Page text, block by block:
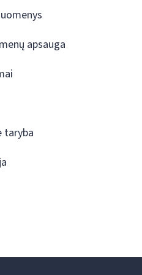
apsauga
taryba